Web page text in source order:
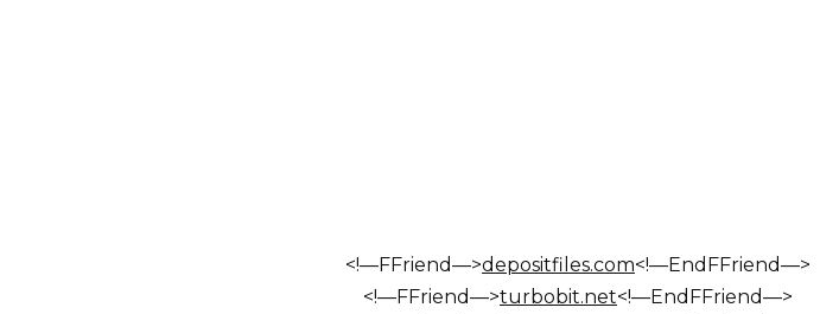
<!—FFriend—>depositfiles.com<!—EndFFriend—>
<!—FFriend—>turbobit.net<!—EndFFriend—>